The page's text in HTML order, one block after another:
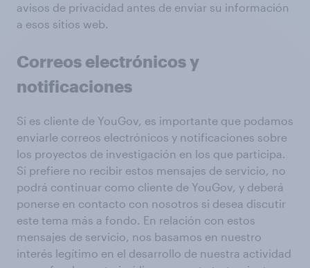
avisos de privacidad antes de enviar su información
a esos sitios web.
Correos electrónicos y
notificaciones
Si es cliente de YouGov, es importante que podamos
enviarle correos electrónicos y notificaciones sobre
los proyectos de investigación en los que participa.
Si prefiere no recibir estos mensajes de servicio, no
podrá continuar como cliente de YouGov, y deberá
ponerse en contacto con nosotros si desea discutir
este tema más a fondo. En relación con estos
mensajes de servicio, nos basamos en nuestro
interés legítimo en el desarrollo de nuestra actividad